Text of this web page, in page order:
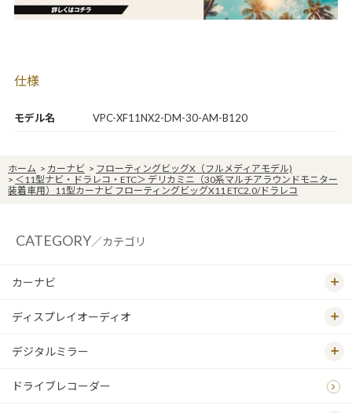
モデル名 VPC-XF11NX2-DM-30-AM-B120
仕様
ホーム > カーナビ > フローティングビッグX（フルメディアモデル)
> ＜11型ナビ・ドラレコ・ETC＞ デリカミニ（30系マルチアラウンドモニター
装着車用）11型カーナビ フローティングビッグX11 ETC2.0/ドラレコ
CATEGORY／カテゴリ
カーナビ
ディスプレイオーディオ
デジタルミラー
ドライブレコーダー